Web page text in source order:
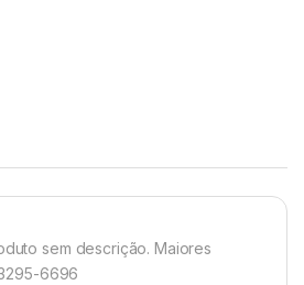
sem descrição. Maiores
6696